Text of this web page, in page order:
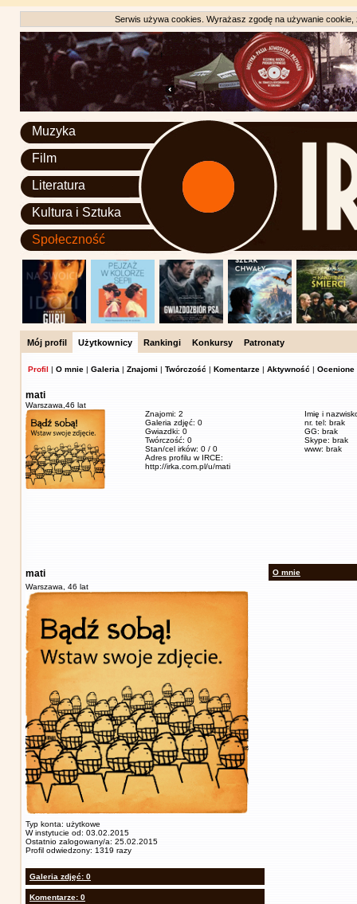
Serwis używa cookies. Wyrażasz zgodę na używanie
Muzyka
Film
Literatura
Kultura i Sztuka
Społeczność
Mój profil Użytkownicy Rankingi Konkursy Patronaty
Profil | O mnie | Galeria | Znajomi | Twórczość | Komentarze | Aktywność | Ocenione
mati
Warszawa, 46 lat
Znajomi: 2
Galeria zdjęć: 0
Gwiazdki: 0
Twórczość: 0
Stan/cel irków: 0 / 0
Adres profilu w IRCE:
http://irka.com.pl/u/mati
Imię i
nr. tel: brak
GG: brak
Skype: brak
www: brak
mati
Warszawa, 46 lat
Typ konta: użytkowe
W instytucie od: 03.02.2015
Ostatnio zalogowany/a: 25.02.2015
Profil odwiedzony: 1319 razy
Galeria zdjęć: 0
Komentarze: 0
O mnie